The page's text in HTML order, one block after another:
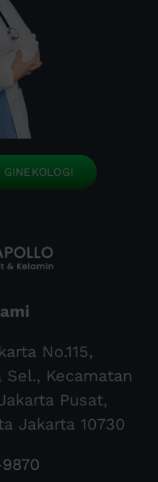
GINEKOLOGI
No.115,
Sel., Kecamatan
Pusat,
Jakarta 10730